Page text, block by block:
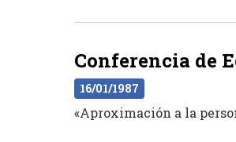
Conferencia de
16/01/1987
«Aproximación a la